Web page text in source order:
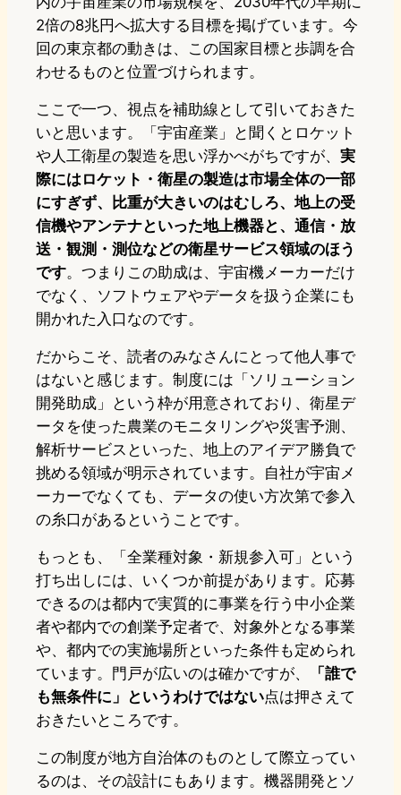
2倍の8兆円へ拡大する目標を掲げています。今
回の東京都の動きは、この国家目標と歩調を合
わせるものと位置づけられます。
ここで一つ、視点を補助線として引いておきた
いと思います。「宇宙産業」と聞くとロケット
や人工衛星の製造を思い浮かべがちですが、 実
際にはロケット・衛星の製造は市場全体の一部
にすぎず、比重が大きいのはむしろ、地上の受
信機やアンテナといった地上機器と、通信・放
送・観測・測位などの衛星サービス領域のほう
です。つまりこの助成は、宇宙機メーカーだけ
でなく、ソフトウェアやデータを扱う企業にも
開かれた入口なのです。
だからこそ、読者のみなさんにとって他人事で
はないと感じます。制度には「ソリューション
開発助成」という枠が用意されており、衛星デ
ータを使った農業のモニタリングや災害予測、
解析サービスといった、地上のアイデア勝負で
挑める領域が明示されています。自社が宇宙メ
ーカーでなくても、データの使い方次第で参入
の糸口があるということです。
もっとも、「全業種対象・新規参入可」という
打ち出しには、いくつか前提があります。応募
できるのは都内で実質的に事業を行う中小企業
者や都内での創業予定者で、対象外となる事業
や、都内での実施場所といった条件も定められ
ています。門戸が広いのは確かですが、
「誰で
も無条件に」というわけではない点は押さえて
おきたいところです。
この制度が地方自治体のものとして際立ってい
るのは、その設計にもあります。機器開発とソ